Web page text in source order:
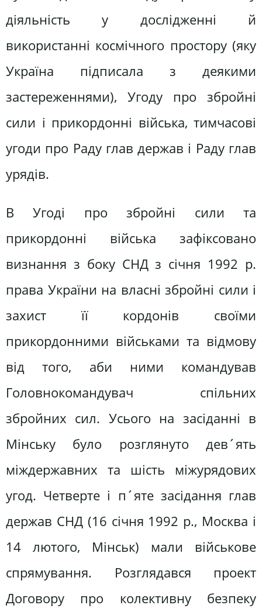
діяльність у дослідженні й
використанні космічного простору (яку
Україна підписала з деякими
застереженнями), Угоду про збройні
сили і прикордонні війська, тимчасові
угоди про Раду глав держав і Раду глав
урядів.
В Угоді про збройні сили та
прикордонні війська зафіксовано
визнання з боку СНД з січня 1992 р.
права України на власні збройні сили і
захист її кордонів своїми
прикордонними військами та відмову
від того, аби ними командував
Головнокомандувач спільних
збройних сил. Усього на засіданні в
Мінську було розглянуто дев´ять
міждержавних та шість міжурядових
угод. Четверте і п´яте засідання глав
держав СНД (16 січня 1992 р., Москва і
14 лютого, Мінськ) мали військове
спрямування. Розглядався проект
Договору про колективну безпеку